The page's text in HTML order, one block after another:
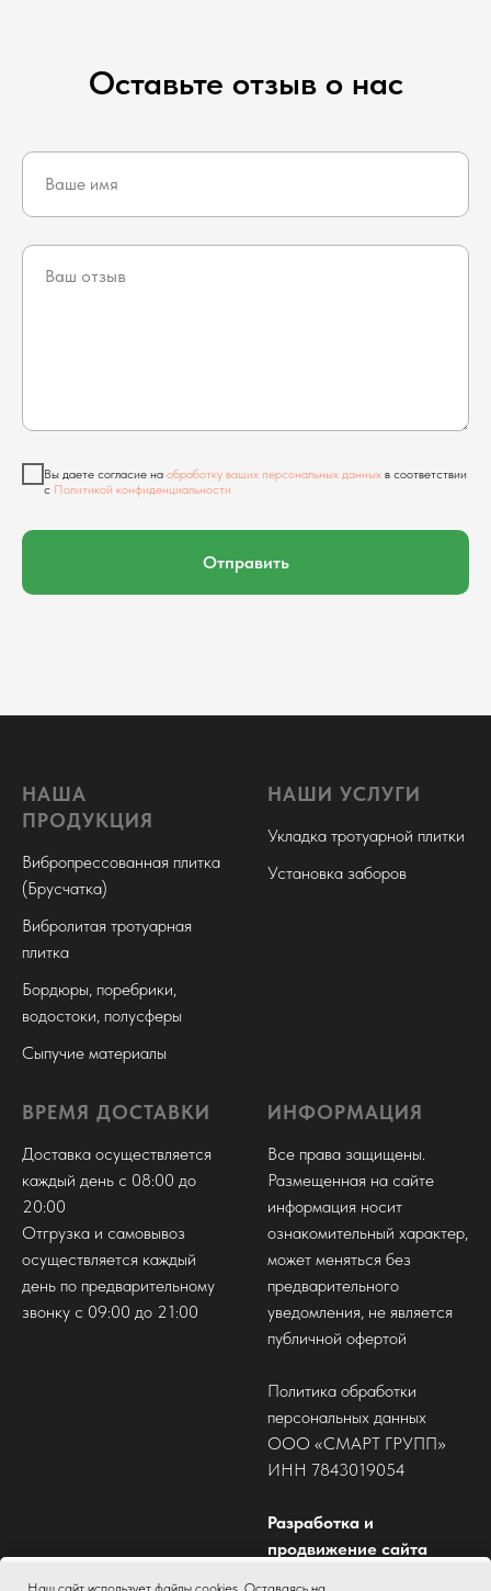
Оставьте отзыв о нас
Вы даете согласие на обработку ваших персональных данных в соответствии
с Политикой конфиденциальности
Отправить
НАША
ПРОДУКЦИЯ
Вибропрессованная плитка
(Брусчатка)
Вибролитая тротуарная
плитка
Бордюры, поребрики,
водостоки, полусферы
Сыпучие материалы
НАШИ УСЛУГИ
Укладка тротуарной плитки
Установка заборов
ВРЕМЯ ДОСТАВКИ
Доставка осуществляется
каждый день с 08:00 до
20:00
Отгрузка и самовывоз
осуществляется каждый
день по предварительному
звонку с 09:00 до 21:00
ИНФОРМАЦИЯ
Все права защищены.
Размещенная на сайте
информация носит
ознакомительный характер,
может меняться без
предварительного
уведомления, не является
публичной офертой
Политика обработки
персональных данных
ООО «СМАРТ ГРУПП»
ИНН 7843019054
Разработка и
продвижение сайта